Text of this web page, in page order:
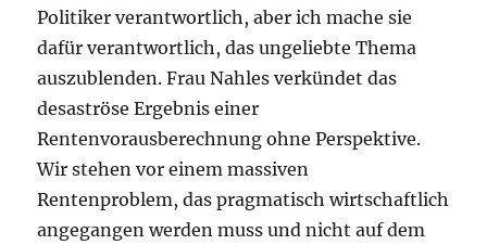
Politiker verantwortlich, aber ich mache sie
dafür verantwortlich, das ungeliebte Thema
auszublenden. Frau Nahles verkündet das
desaströse Ergebnis einer
Rentenvorausberechnung ohne Perspektive.
Wir stehen vor einem massiven
Rentenproblem, das pragmatisch wirtschaftlich
angegangen werden muss und nicht auf dem